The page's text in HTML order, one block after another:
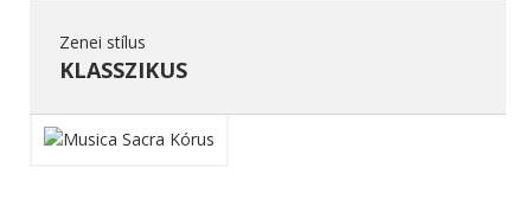
Zenei stílus
KLASSZIKUS